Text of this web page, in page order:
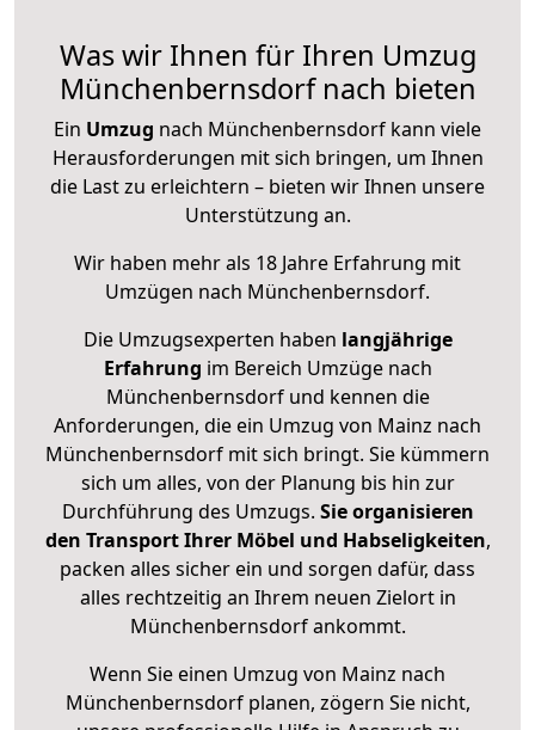
Was wir Ihnen für Ihren Umzug
Münchenbernsdorf nach bieten
Ein Umzug nach Münchenbernsdorf kann viele
Herausforderungen mit sich bringen, um Ihnen
die Last zu erleichtern – bieten wir Ihnen unsere
Unterstützung an.
Wir haben mehr als 18 Jahre Erfahrung mit
Umzügen nach Münchenbernsdorf.
Die Umzugsexperten haben langjährige
Erfahrung im Bereich Umzüge nach
Münchenbernsdorf und kennen die
Anforderungen, die ein Umzug von Mainz nach
Münchenbernsdorf mit sich bringt. Sie kümmern
sich um alles, von der Planung bis hin zur
Durchführung des Umzugs. Sie organisieren
den Transport Ihrer Möbel und Habseligkeiten,
packen alles sicher ein und sorgen dafür, dass
alles rechtzeitig an Ihrem neuen Zielort in
Münchenbernsdorf ankommt.
Wenn Sie einen Umzug von Mainz nach
Münchenbernsdorf planen, zögern Sie nicht,